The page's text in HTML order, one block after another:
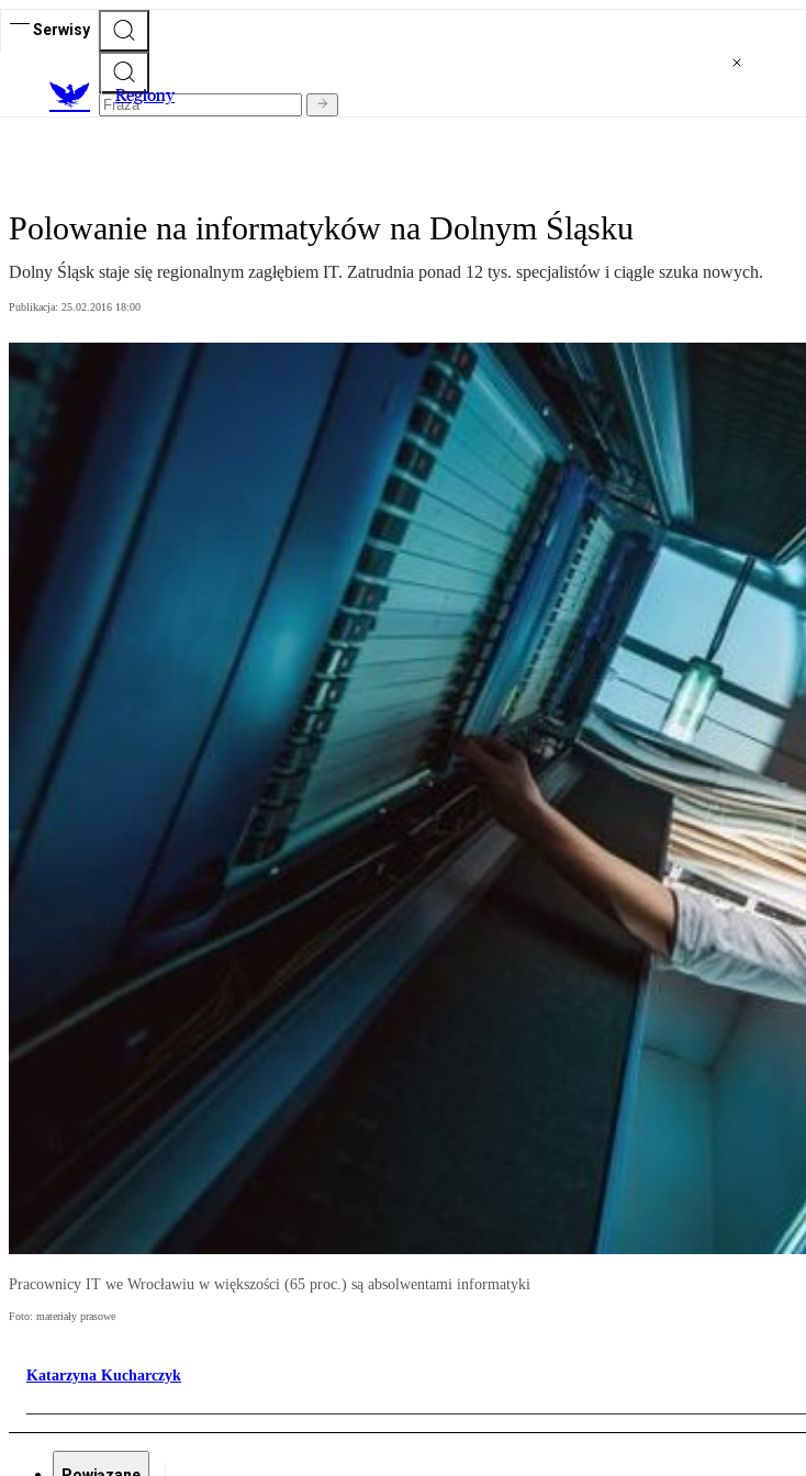
Serwisy
Regiony
Polowanie na informatyków na Dolnym Śląsku
Dolny Śląsk staje się regionalnym zagłębiem IT. Zatrudnia ponad 12 tys. specjalistów i ciągle szuka nowych.
Publikacja: 25.02.2016 18:00
Pracownicy IT we Wrocławiu w większości (65 proc.) są absolwentami informatyki
Foto: materiały prasowe
Katarzyna Kucharczyk